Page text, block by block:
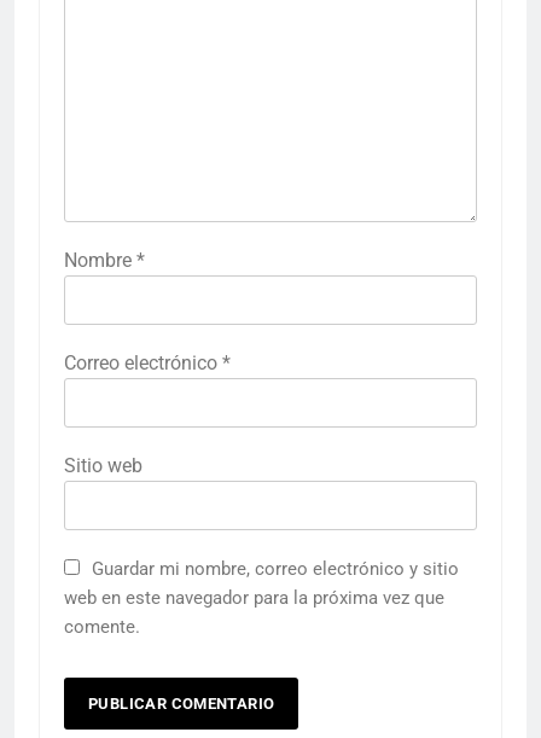
Nombre *
Correo electrónico *
Sitio web
Guardar mi nombre, correo electrónico y sitio
web en este navegador para la próxima vez que
comente.